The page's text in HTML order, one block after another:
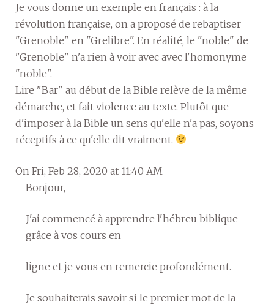
Je vous donne un exemple en français : à la
révolution française, on a proposé de rebaptiser
"Grenoble" en "Grelibre". En réalité, le "noble" de
"Grenoble" n'a rien à voir avec avec l'homonyme
"noble".
Lire "Bar" au début de la Bible relève de la même
démarche, et fait violence au texte. Plutôt que
d'imposer à la Bible un sens qu'elle n'a pas, soyons
réceptifs à ce qu'elle dit vraiment.
On Fri, Feb 28, 2020 at 11:40 AM
Bonjour,
J'ai commencé à apprendre l'hébreu biblique
grâce à vos cours en
ligne et je vous en remercie profondément.
Je souhaiterais savoir si le premier mot de la